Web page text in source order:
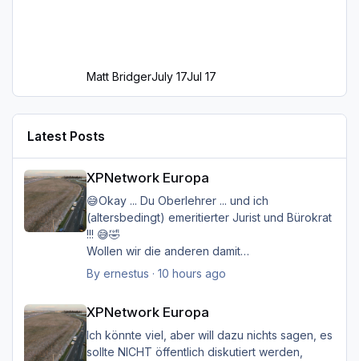
Matt BridgerJuly 17Jul 17
Latest Posts
XPNetwork Europa
😅Okay ... Du Oberlehrer ... und ich
(altersbedingt) emeritierter Jurist und Bürokrat
!!! 😅🤣
Wollen wir die anderen damit
belasten/belästigen?
Ernst
By ernestus · 10 hours ago
XPNetwork Europa
Ich könnte viel, aber will dazu nichts sagen, es
sollte NICHT öffentlich diskutiert werden,